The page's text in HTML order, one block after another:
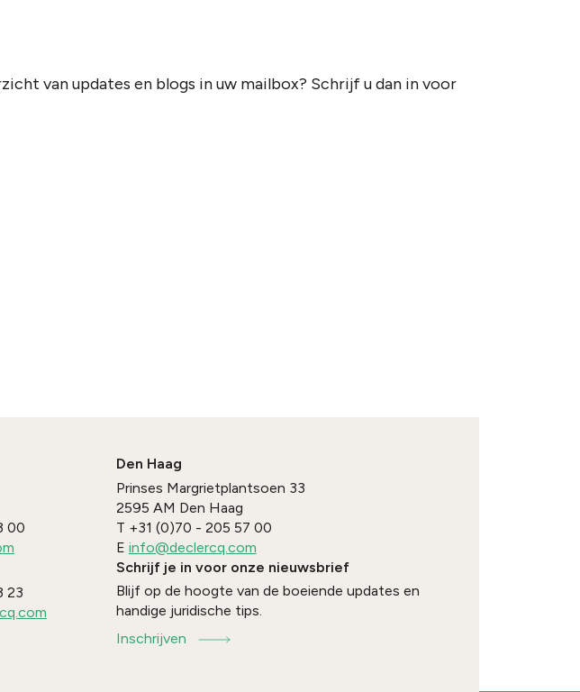
van updates en blogs in uw mailbox? Schrijf u dan in voor
00
23
Den Haag
Prinses Margrietplantsoen 33
2595 AM Den Haag
T +31 (0)70 - 205 57 00
E info@declercq.com
Schrijf je in voor onze nieuwsbrief
Blijf op de hoogte van de boeiende updates en
handige juridische tips.
Inschrijven